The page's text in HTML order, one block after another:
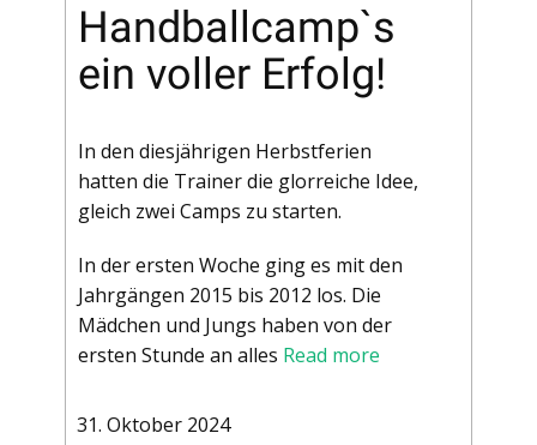
Handballcamp`s
ein voller Erfolg!
In den diesjährigen Herbstferien
hatten die Trainer die glorreiche Idee,
gleich zwei Camps zu starten.
In der ersten Woche ging es mit den
Jahrgängen 2015 bis 2012 los. Die
Mädchen und Jungs haben von der
ersten Stunde an alles Read more
31. Oktober 2024